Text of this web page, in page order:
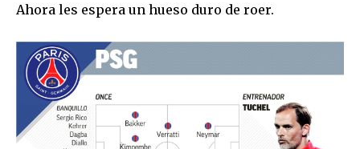
Ahora les espera un hueso duro de roer.